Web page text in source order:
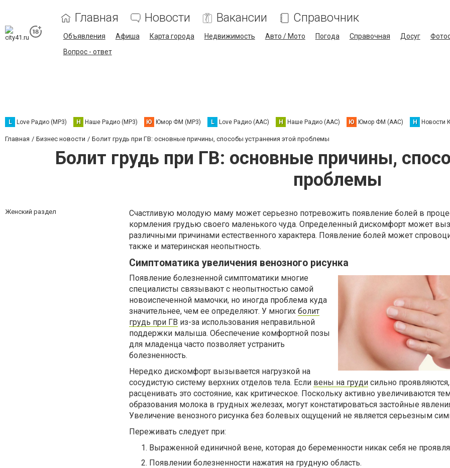
Главная Новости Вакансии Справочник
Объявления Афиша Карта города Недвижимость Авто / Мото Погода Справочная Досуг
Вопрос - ответ
L Love Радио (MP3) Н Наше Радио (MP3) Ю Юмор ФМ (MP3) L Love Радио (AAC) Н Наше Радио (AAC) Ю Юмор ФМ (AAC) Н Новости
Главная Бизнес новости Болит грудь при ГВ: основные причины, способы устранения этой проблемы
Болит грудь при ГВ: основные причины,
проблемы
Женский раздел
Счастливую молодую маму может серьезно потревожить появление болей в
кормления грудью своего маленького чуда. Определенный дискомфорт может
различными причинами естественного характера. Появление болей может
также и материнская неопытность.
Симптоматика увеличения венозного рисунка
Появление болезненной симптоматики многие
специалисты связывают с неопытностью самой
новоиспеченной мамочки, но иногда проблема куда
значительнее, чем ее определяют. У многих болит
грудь при ГВ из-за использования неправильной
поддержки малыша. Обеспечение комфортной позы
для младенца часто позволяет устранить
болезненность.
Нередко дискомфорт вызывается нагрузкой на
сосудистую систему верхних отделов тела. Если вены на груди сильно
расценивать это состояние, как критическое. Поскольку активно увеличиваются
образования молока в грудных железах, могут констатироваться застойные
Увеличение венозного рисунка без болевых ощущений не является серьезным
Переживать следует при:
Выраженной единичной вене, которая до беременности никак себя не
Появлении болезненности нажатия на грудную область.